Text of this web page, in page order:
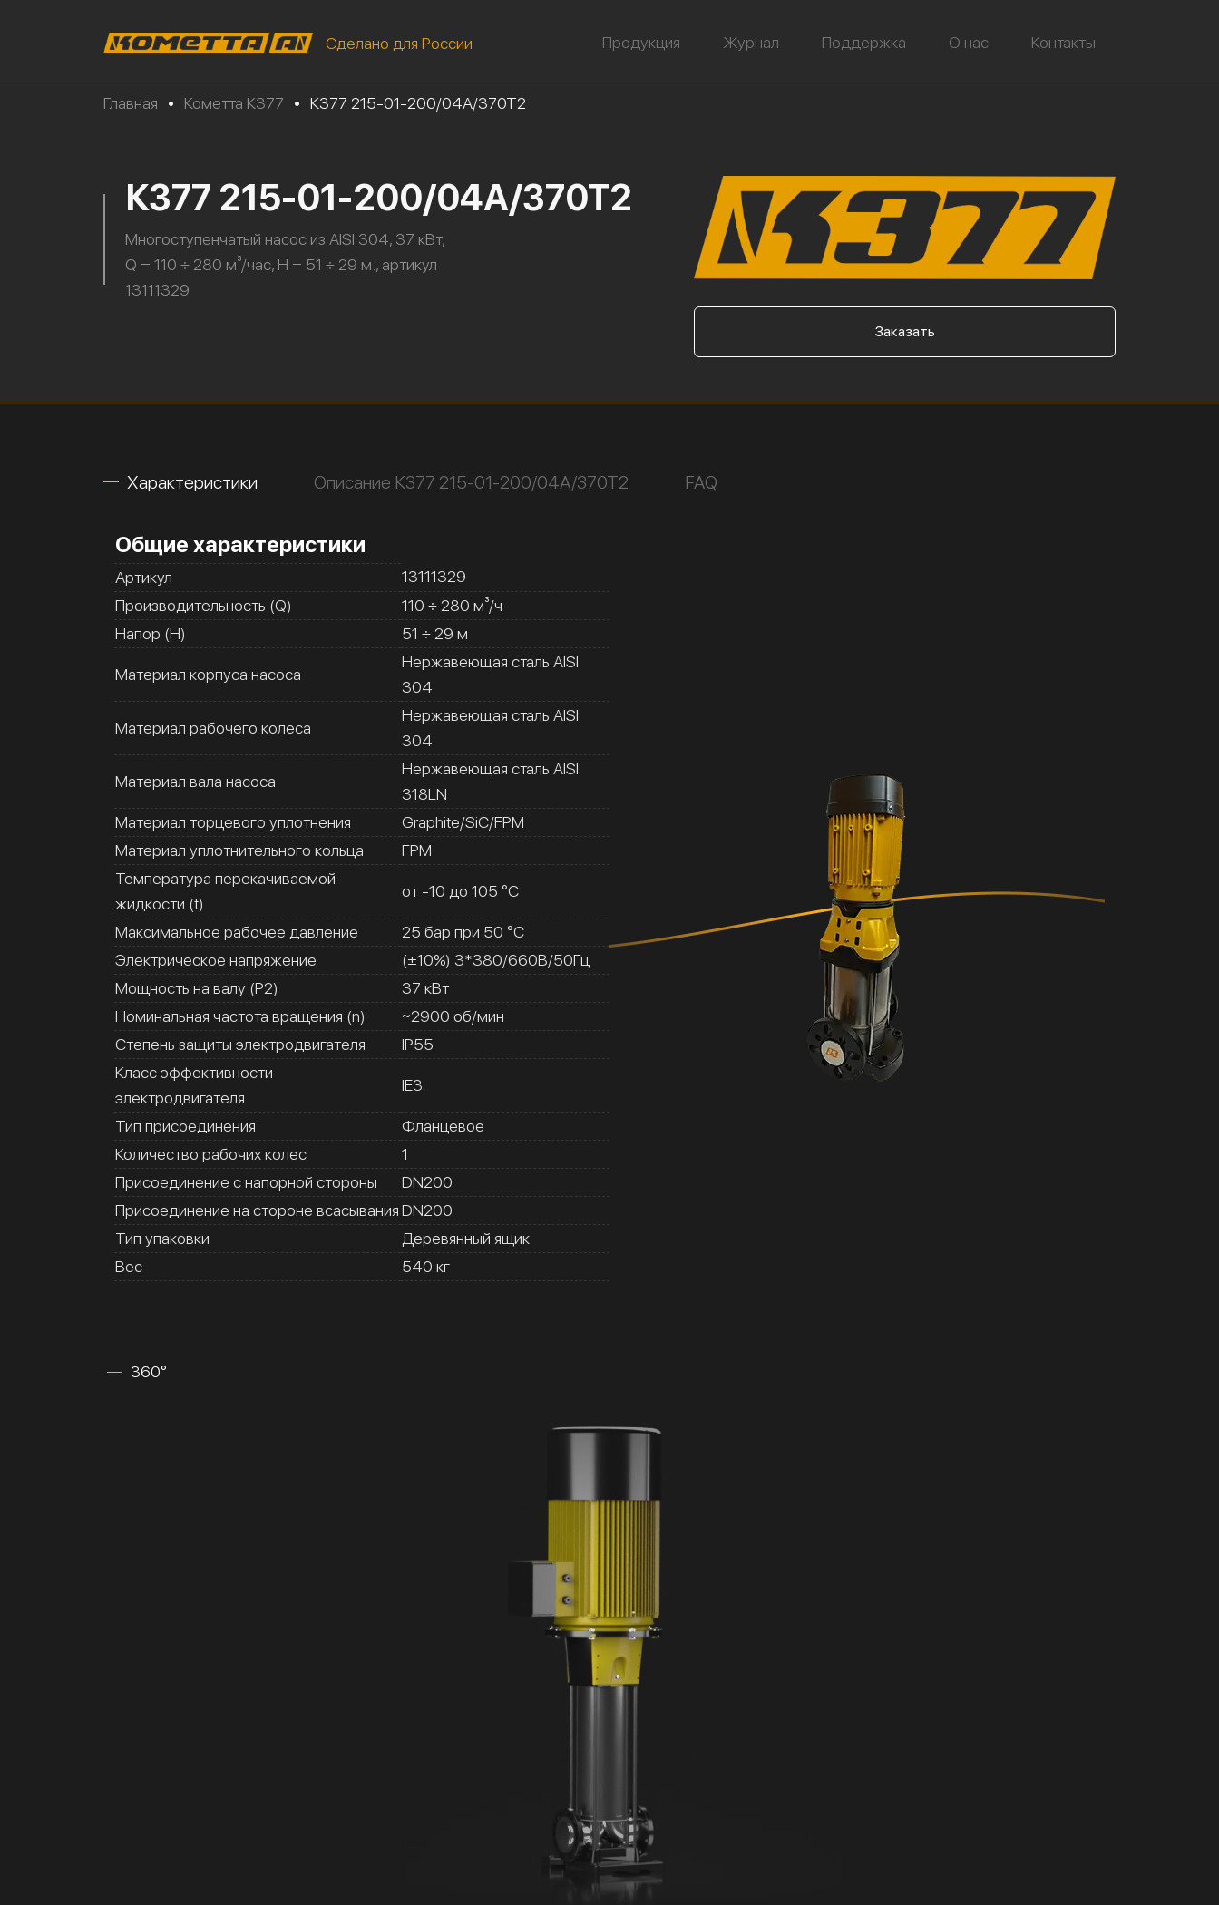
Сделано для России Продукция Журнал Поддержка О нас Контакты
Главная • Кометта К377 • К377 215-01-200/04А/370Т2
К377 215-01-200/04А/370Т2
Многоступенчатый насос из AISI 304, 37 кВт,
Q = 110 ÷ 280 м³/час, H = 51 ÷ 29 м., артикул
13111329
Заказать
Характеристики Описание К377 215-01-200/04А/370Т2 FAQ
Общие характеристики
Артикул
13111329
Производительность (Q)
110 ÷ 280 м³/ч
Напор (H)
51 ÷ 29 м
Материал корпуса насоса
Нержавеющая сталь AISI
304
Материал рабочего колеса
Нержавеющая сталь AISI
304
Материал вала насоса
Нержавеющая сталь AISI
318LN
Материал торцевого уплотнения
Graphite/SiC/FPM
Материал уплотнительного кольца
FPM
Температура перекачиваемой
жидкости (t)
от -10 до 105 °C
Максимальное рабочее давление
25 бар при 50 °C
Электрическое напряжение
(±10%) 3*380/660В/50Гц
Мощность на валу (Р2)
37 кВт
Номинальная частота вращения (n)
~2900 об/мин
Степень защиты электродвигателя
IP55
Класс эффективности
электродвигателя
IE3
Тип присоединения
Фланцевое
Количество рабочих колес
1
Присоединение с напорной стороны
DN200
Присоединение на стороне всасыванияDN200
Тип упаковки
Деревянный ящик
Вес
540 кг
360°